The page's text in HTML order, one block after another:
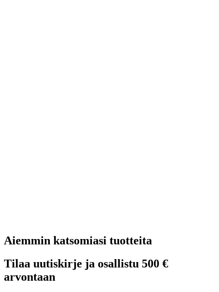
Aiemmin katsomiasi tuotteita
Tilaa uutiskirje ja osallistu 500 €
arvontaan